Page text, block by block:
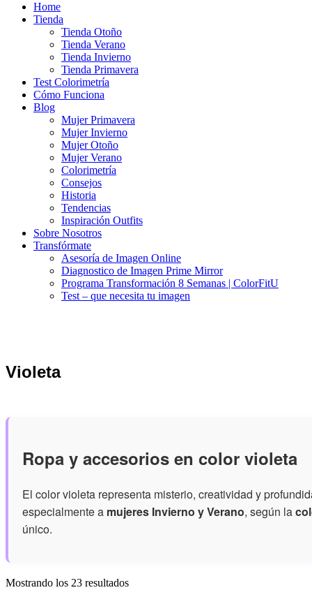
Home
Tienda
Tienda Otoño
Tienda Verano
Tienda Invierno
Tienda Primavera
Test Colorimetría
Cómo Funciona
Blog
Mujer Primavera
Mujer Invierno
Mujer Otoño
Mujer Verano
Colorimetría
Consejos
Historia
Tendencias
Inspiración Outfits
Sobre Nosotros
Transfórmate
Asesoría de Imagen Online
Diagnostico de Imagen Prime Mirror
Programa Transformación 8 Semanas | ColorFitU
Test – que necesita tu imagen
Violeta
Ropa y accesorios en color violeta
El color violeta representa misterio, creatividad y
especialmente a mujeres Invierno y Verano, según la
único.
Mostrando los 23 resultadosOrdenado